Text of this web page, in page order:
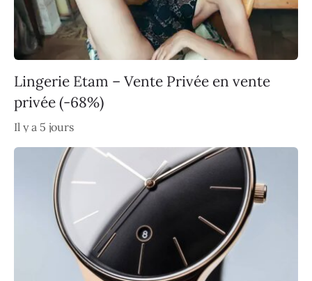
Lingerie Etam – Vente Privée en vente
privée (-68%)
Il y a 5 jours